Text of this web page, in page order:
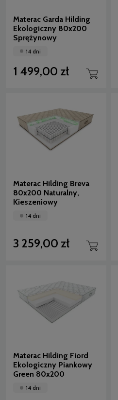
Materac Garda Hilding
Ekologiczny 80x200
Sprężynowy
14 dni
1 499,00 zł
Materac Hilding Breva
80x200 Naturalny,
Kieszeniowy
14 dni
3 259,00 zł
Materac Hilding Fiord
Ekologiczny Piankowy
Green 80x200
14 dni